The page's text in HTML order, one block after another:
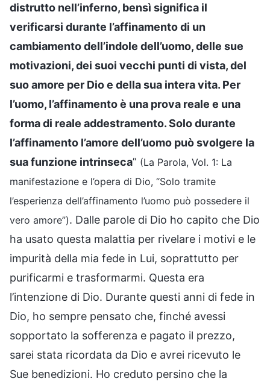
distrutto nell’inferno, bensì significa il
verificarsi durante l’affinamento di un
cambiamento dell’indole dell’uomo, delle sue
motivazioni, dei suoi vecchi punti di vista, del
suo amore per Dio e della sua intera vita. Per
l’uomo, l’affinamento è una prova reale e una
forma di reale addestramento. Solo durante
l’affinamento l’amore dell’uomo può svolgere la
sua funzione intrinseca” (La Parola, Vol. 1: La
manifestazione e l’opera di Dio, “Solo tramite
l’esperienza dell’affinamento l’uomo può possedere il
vero amore”). Dalle parole di Dio ho capito che Dio
ha usato questa malattia per rivelare i motivi e le
impurità della mia fede in Lui, soprattutto per
purificarmi e trasformarmi. Questa era
l’intenzione di Dio. Durante questi anni di fede in
Dio, ho sempre pensato che, finché avessi
sopportato la sofferenza e pagato il prezzo,
sarei stata ricordata da Dio e avrei ricevuto le
Sue benedizioni. Ho creduto persino che la